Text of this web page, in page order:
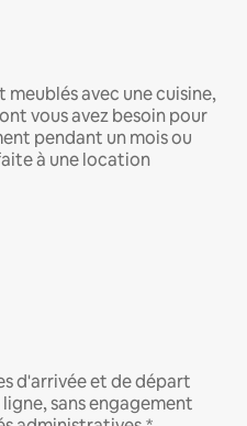
avec une cuisine,
vous avez besoin pour
pendant un mois ou
à une location
d'arrivée et de départ
sans engagement